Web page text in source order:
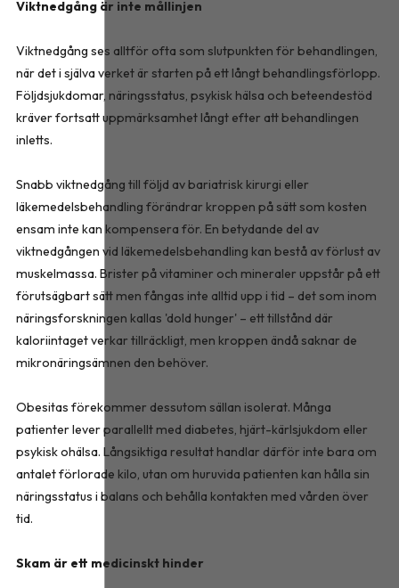
Viktnedgång är inte mållinjen
Viktnedgång ses alltför ofta som slutpunkten för behandlingen,
när det i själva verket är starten på ett långt behandlingsförlopp.
Följdsjukdomar, näringsstatus, psykisk hälsa och beteendestöd
kräver fortsatt uppmärksamhet långt efter att behandlingen
inletts.
Snabb viktnedgång till följd av bariatrisk kirurgi eller
läkemedelsbehandling förändrar kroppen på sätt som kosten
ensam inte kan kompensera för. En betydande del av
viktnedgången vid läkemedelsbehandling kan bestå av förlust av
muskelmassa. Brister på vitaminer och mineraler uppstår på ett
förutsägbart sätt men fångas inte alltid upp i tid – det som inom
näringsforskningen kallas 'dold hunger' – ett tillstånd där
kaloriintaget verkar tillräckligt, men kroppen ändå saknar de
mikronäringsämnen den behöver.
Obesitas förekommer dessutom sällan isolerat. Många
patienter lever parallellt med diabetes, hjärt-kärlsjukdom eller
psykisk ohälsa. Långsiktiga resultat handlar därför inte bara om
antalet förlorade kilo, utan om huruvida patienten kan hålla sin
näringsstatus i balans och behålla kontakten med vården över
tid.
Skam är ett medicinskt hinder